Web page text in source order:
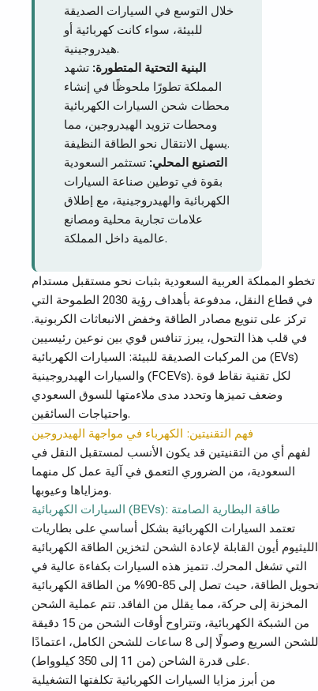
خلال التوسع في السيارات الصديقة
للبيئة، سواء كانت كهربائية أو
هيدروجينية.
البنية التحتية المتطورة: تشهد
المملكة تطورًا ملحوظًا في إنشاء
محطات شحن السيارات الكهربائية
ومحطات تزويد الهيدروجين، مما
يسهل الانتقال نحو الطاقة النظيفة.
التصنيع المحلي: تستثمر السعودية
بقوة في توطين صناعة السيارات
الكهربائية والهيدروجينية، مع إطلاق
علامات تجارية محلية ومصانع
عالمية داخل المملكة.
تخطو المملكة العربية السعودية بثبات نحو مستقبل مستدام
في قطاع النقل، مدفوعة بأهداف رؤية 2030 الطموحة التي
تركز على تنويع مصادر الطاقة وخفض الانبعاثات الكربونية.
في قلب هذا التحول، يبرز تنافس قوي بين نوعين رئيسيين
من المركبات الصديقة للبيئة: السيارات الكهربائية (EVs)
والسيارات الهيدروجينية (FCEVs). لكل تقنية نقاط قوة
وضعف تميزها وتحدد مدى ملاءمتها للسوق السعودي
واحتياجات السائقين.
فهم التقنيتين: الكهرباء في مواجهة الهيدروجين
لفهم أي من التقنيتين قد يكون الأنسب لمستقبل النقل في
السعودية، من الضروري التعمق في آلية عمل كل منهما
ومزاياها وعيوبها.
السيارات الكهربائية (BEVs): طاقة البطارية الصامتة
تعتمد السيارات الكهربائية بشكل أساسي على بطاريات
الليثيوم أيون القابلة لإعادة الشحن لتخزين الطاقة الكهربائية
التي تشغل المحرك. تتميز هذه السيارات بكفاءة عالية في
تحويل الطاقة، حيث تصل إلى 85-90% من الطاقة الكهربائية
المخزنة إلى حركة، مما يقلل من الفاقد. تتم عملية الشحن
من الشبكة الكهربائية، وتتراوح أوقات الشحن من 15 دقيقة
للشحن السريع وصولًا إلى 8 ساعات للشحن الكامل، اعتمادًا
على قدرة الشاحن (من 11 إلى 350 كيلوواط).
من أبرز مزايا السيارات الكهربائية تكلفتها التشغيلية